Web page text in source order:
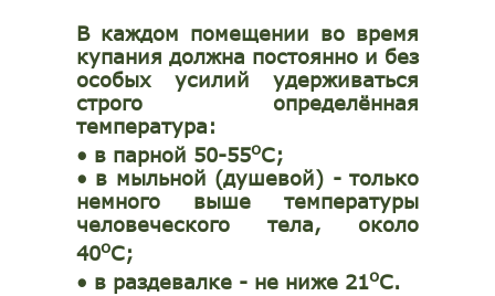
В каждом помещении во время
купания должна постоянно и без
особых усилий удерживаться
строго определённая
температура:
• в парной 50-55oС;
• в мыльной (душевой) - только
немного выше температуры
человеческого тела, около
40oС;
• в раздевалке - не ниже 21oС.